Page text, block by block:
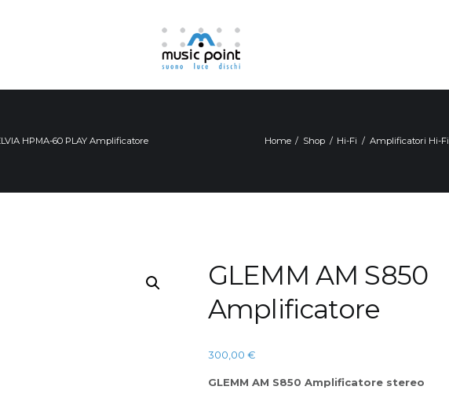
HPMA-60 PLAY Amplificatore Home Shop Hi-Fi Amplificatori Hi-Fi
GLEMM AM S850
Amplificatore
300,00 €
GLEMM AM S850 Amplificatore stereo